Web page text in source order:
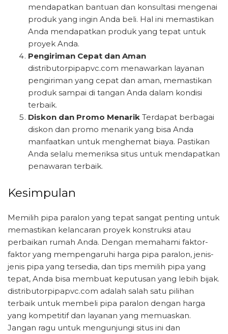
mendapatkan bantuan dan konsultasi mengenai
produk yang ingin Anda beli. Hal ini memastikan
Anda mendapatkan produk yang tepat untuk
proyek Anda.
Pengiriman Cepat dan Aman
distributorpipapvc.com menawarkan layanan
pengiriman yang cepat dan aman, memastikan
produk sampai di tangan Anda dalam kondisi
terbaik.
Diskon dan Promo Menarik Terdapat berbagai
diskon dan promo menarik yang bisa Anda
manfaatkan untuk menghemat biaya. Pastikan
Anda selalu memeriksa situs untuk mendapatkan
penawaran terbaik.
Kesimpulan
Memilih pipa paralon yang tepat sangat penting untuk
memastikan kelancaran proyek konstruksi atau
perbaikan rumah Anda. Dengan memahami faktor-
faktor yang mempengaruhi harga pipa paralon, jenis-
jenis pipa yang tersedia, dan tips memilih pipa yang
tepat, Anda bisa membuat keputusan yang lebih bijak.
distributorpipapvc.com adalah salah satu pilihan
terbaik untuk membeli pipa paralon dengan harga
yang kompetitif dan layanan yang memuaskan.
Jangan ragu untuk mengunjungi situs ini dan